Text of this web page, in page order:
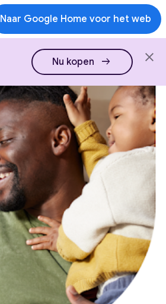
Nu kopen arrow_right_alt
Naar Google Home voor het web